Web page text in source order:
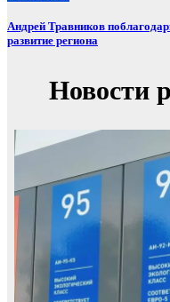
Андрей Травников
развитие региона